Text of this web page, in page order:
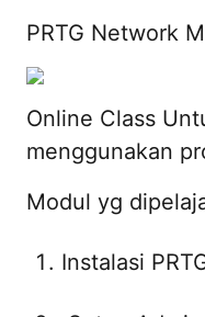
PRTG Network
Online Class
menggunakan
Modul yg
Instalasi